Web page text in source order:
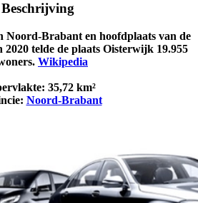
Beschrijving
Noord-Brabant en hoofdplaats van de
telde de plaats Oisterwijk 19.955
Wikipedia
35,72 km²
Noord-Brabant